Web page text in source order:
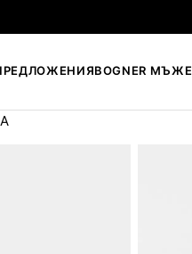
BOGNER МЪЖЕ